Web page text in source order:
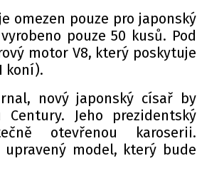
omezen pouze pro japonský
pouze 50 kusů. Pod
motor V8, který poskytuje
koní).
nový japonský císař by
Jeho prezidentský
otevřenou karoserii.
upravený model, který bude